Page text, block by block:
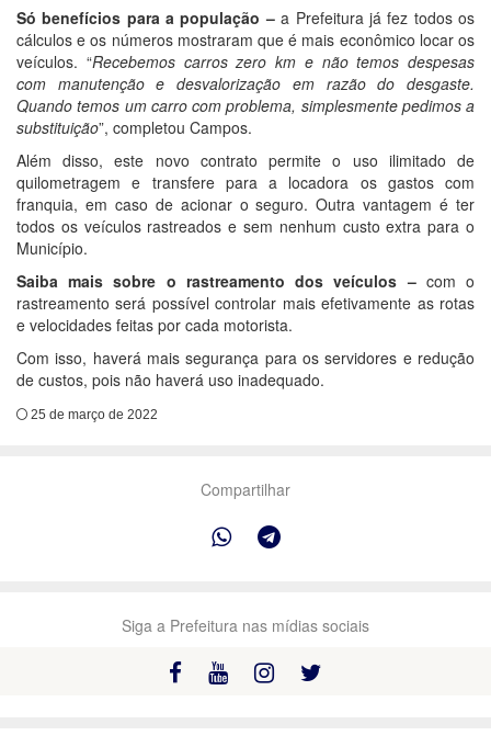
Só benefícios para a população –a Prefeitura já fez todos os
cálculos e os números mostraram que é mais econômico locar os
veículos. “Recebemos carros zero km e não temos despesas
com manutenção e desvalorização em razão do desgaste.
Quando temos um carro com problema, simplesmente pedimos a
substituição”, completou Campos.
Além disso, este novo contrato permite o uso ilimitado de
quilometragem e transfere para a locadora os gastos com
franquia, em caso de acionar o seguro. Outra vantagem é ter
todos os veículos rastreados e sem nenhum custo extra para o
Município.
Saiba mais sobre o rastreamento dos veículos –com o
rastreamento será possível controlar mais efetivamente as rotas
e velocidades feitas por cada motorista.
Com isso, haverá mais segurança para os servidores e redução
de custos, pois não haverá uso inadequado.
25 de março de 2022
Compartilhar
Siga a Prefeitura nas mídias sociais